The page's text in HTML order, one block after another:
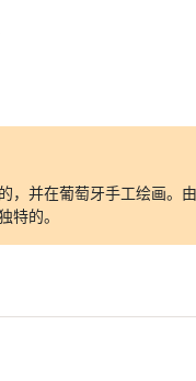
，并在葡萄牙手工绘画。由
特的。